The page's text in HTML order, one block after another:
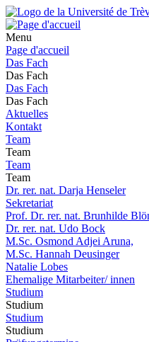
Menu
Page d'accueil
Das Fach
Das Fach
Das Fach
Das Fach
Aktuelles
Kontakt
Team
Team
Team
Team
Dr. rer. nat. Darja Henseler
Sekretariat
Prof. Dr. rer. nat. Brunhilde
Dr. rer. nat. Udo Bock
M.Sc. Osmond Adjei Aruna,
M.Sc. Hannah Deusinger
Natalie Lobes
Ehemalige Mitarbeiter/ innen
Studium
Studium
Studium
Studium